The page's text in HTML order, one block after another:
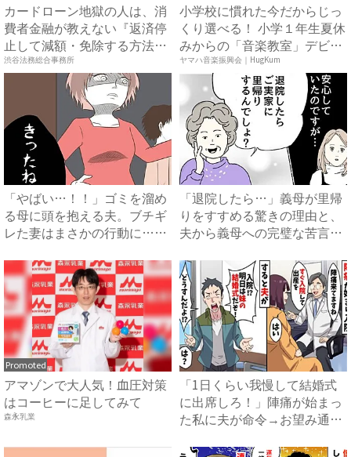
カードローン地獄の人は、消
費者金融が教えない『返済停
止して減額・免除する方法』
で...
渋谷法務総合事務所
小学校に慣れた今だからじっ
くり選べる！ 小学１年生夏休
みからの「音楽教室」デビ
ュ...
ヤマハ音楽振興会｜HugKum
「やばい…！！」ゴミを溜め
る母に頭を抱える夫。ブチギ
レた妻はまさかの行動に…！
「退院したら…」義母が里帰
りをすすめる驚きの理由と、
夫から義母への完璧な苦言
Promoted
アマゾンで大人気！血圧対策
はコーヒーに足してみて
森永乳業
「1日くらい我慢して結婚式
に出席しろ！」陣痛が始まっ
た私に夫が命令→お望み通り